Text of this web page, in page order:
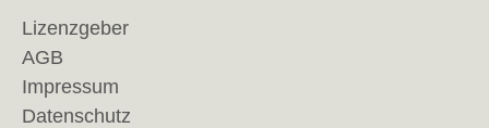
Lizenzgeber
AGB
Impressum
Datenschutz